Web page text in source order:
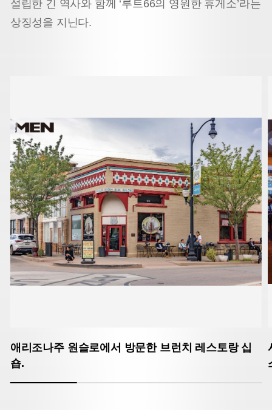
설립한 긴 역사와 함께 ‘루트66의 영원한 휴게소’라는
상징성을 지닌다.
애리조나주 원슬로에서 방문한 브런치 레스토랑 십
숍.